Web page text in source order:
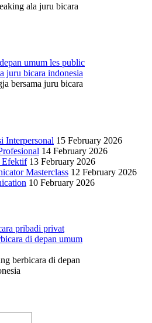
ala juru bicara
bersama juru bicara
Interpersonal 15 February 2026
14 February 2026
Efektif 13 February 2026
Masterclass 12 February 2026
10 February 2026
berbicara di depan